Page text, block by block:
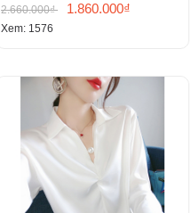
2.660.000₫ 1.860.000₫
Xem: 1576